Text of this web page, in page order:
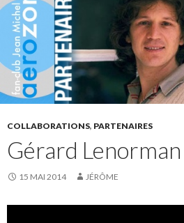
COLLABORATIONS, PARTENAIRES
Gérard
15 MAI 2014 JÉRÔME